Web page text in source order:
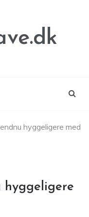
hyggeligere med
hyggeligere